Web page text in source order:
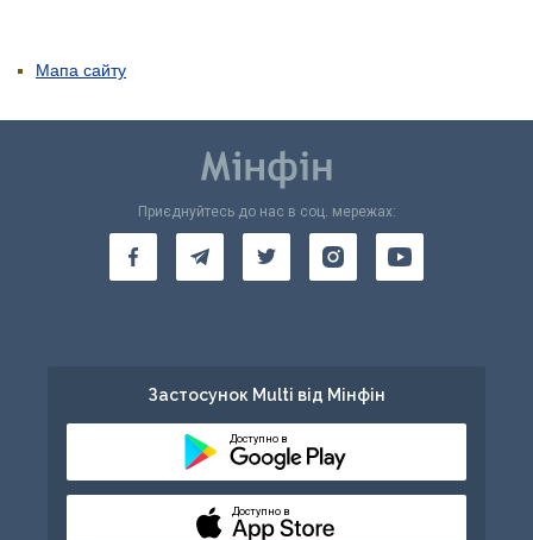
Мапа сайту
Приєднуйтесь до нас в соц. мережах:
Застосунок Multi від Мінфін
Доступно в
Доступно в